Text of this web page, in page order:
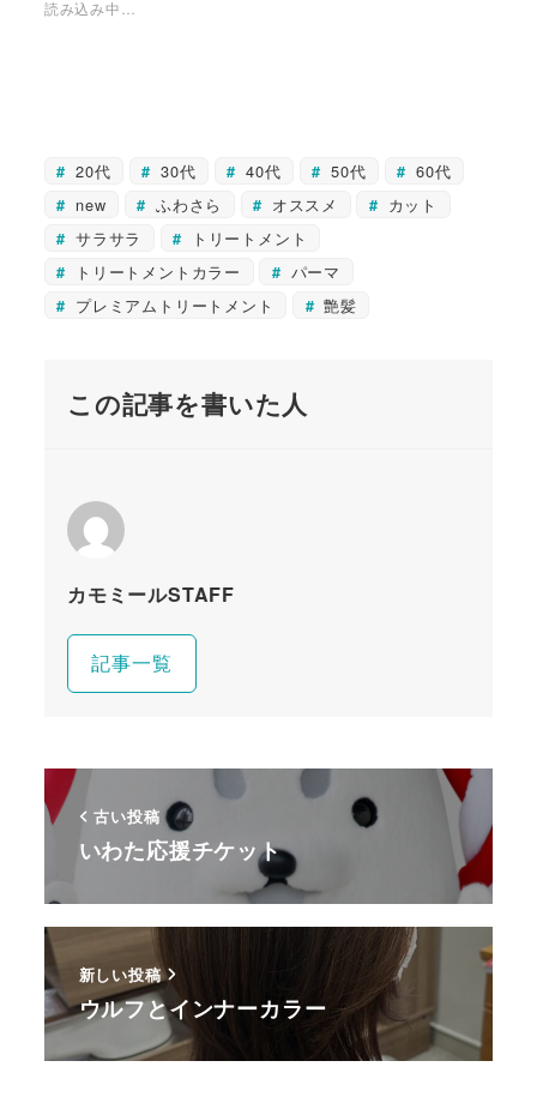
読み込み中…
20代 30代 40代 50代
60代
new
ふわさら オススメ
カット
サラサラ
トリートメント
トリートメントカラー
パーマ
プレミアムトリートメント
艶髪
この記事を書いた人
カモミールSTAFF
記事一覧
古い投稿
いわた応援チケット
新しい投稿
ウルフとインナーカラー